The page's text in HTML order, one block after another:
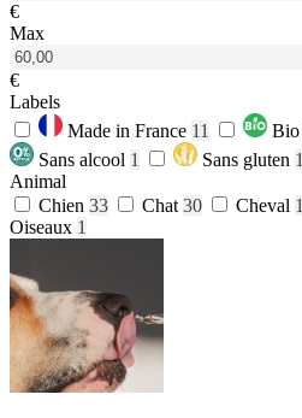
€
Max
€
Labels
Made in France 11 Bio
Sans alcool 1 Sans gluten 1
Animal
Chien 33 Chat 30 Cheval 1
Oiseaux 1